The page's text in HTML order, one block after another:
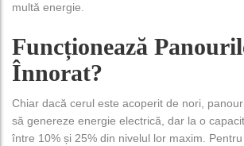
multă energie.
Funcționează
Înnorat?
Chiar dacă cerul este acoperit de nori,
să genereze energie electrică, dar la o
între 10% și 25% din nivelul lor maxim.